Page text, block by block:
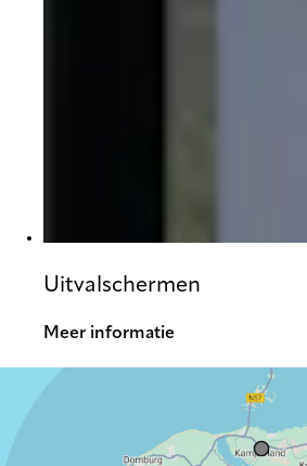
Uitvalschermen
Meer informatie